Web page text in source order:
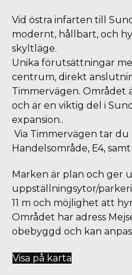
Vid östra infarten till
modernt, hållbart, och
skyltläge.
Unika förutsättningar
centrum, direkt
Timmervägen.
och är en viktig del i
expansion..
Via Timmervägen tar
Handelsområde, E4,
Marken är plan och ger
uppställningsytor/
11 m och möjlighet att
Området har adress
obebyggd och kan
Visa på karta